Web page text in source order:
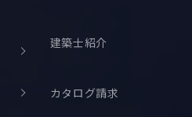
建築士紹介
カタログ請求